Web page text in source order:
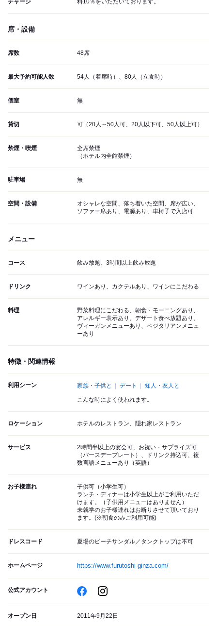
チャージ 料10％をいただいております。
席・設備
席数 48席
最大予約可能人数 54人（着席時）、80人（立食時）
個室 無
貸切 可（20人～50人可、20人以下可、50人以上可）
禁煙・喫煙
全席禁煙
（ホテル内全館禁煙）
駐車場 無
空間・設備
オシャレな空間、落ち着いた空間、席が広い、
ソファー席あり、電源あり、車椅子で入店可
メニュー
コース 飲み放題、3時間以上飲み放題
ドリンク ワインあり、カクテルあり、ワインにこだわる
料理
野菜料理にこだわる、朝食・モーニングあり、
アレルギー表示あり、デザート食べ放題あり、
ヴィーガンメニューあり、ベジタリアンメニュ
ーあり
特徴・関連情報
利用シーン 家族・子供と デート 知人・友人と
こんな時によく使われます。
ロケーション ホテルのレストラン、隠れ家レストラン
サービス
2時間半以上の宴会可、お祝い・サプライズ可
（バースデープレート）、ドリンク持込可、複
数言語メニューあり（英語）
お子様連れ
子供可（小学生可）
ランチ・ディナーは小学生以上がご利用いただ
けます。（子供用メニューはありません）
未就学のお子様連れはお断りさせて頂いており
ます。(※朝食のみご利用可能)
ドレスコード 夏場のビーチサンダル／タンクトップは不可
ホームページ https://www.furutoshi-ginza.com/
公式アカウント
オープン日 2011年9月22日